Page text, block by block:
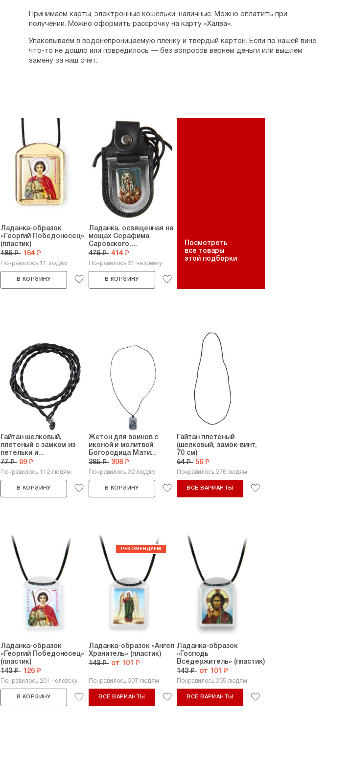
Принимаем карты, электронные кошельки, наличные. Можно оплатить при
получении. Можно оформить рассрочку на карту «Халва».
Упаковываем в водонепроницаемую пленку и твердый картон. Если по нашей вине
что-то не дошло или повредилось — без вопросов вернем деньги или вышлем
замену за наш счет.
Ладанка-образок
«Георгий Победоносец»
(пластик)
186 ₽ 164 ₽
Понравилось 11 людям
В КОРЗИНУ
Ладанка, освященная на
мощах Серафима
Саровского,...
476 ₽ 414 ₽
Понравилось 31 человеку
В КОРЗИНУ
Посмотреть
все товары
этой подборки
Гайтан шелковый,
плетеный с замком из
петельки и...
77 ₽ 69 ₽
Понравилось 112 людям
В КОРЗИНУ
Жетон для воинов с
иконой и молитвой
Богородица Мати...
385 ₽ 308 ₽
Понравилось 32 людям
В КОРЗИНУ
Гайтан плетеный
(шелковый, замок-винт,
70 см)
64 ₽ 56 ₽
Понравилось 276 людям
ВСЕ ВАРИАНТЫ
Ладанка-образок
«Георгий Победоносец»
(пластик)
143 ₽ 126 ₽
Понравилось 201 человеку
В КОРЗИНУ
Ладанка-образок «Ангел
Хранитель» (пластик)
143 ₽ от 101 ₽
Понравилось 307 людям
ВСЕ ВАРИАНТЫ
Ладанка-образок
«Господь
Вседержитель» (пластик)
143 ₽ от 101 ₽
Понравилось 335 людям
ВСЕ ВАРИАНТЫ